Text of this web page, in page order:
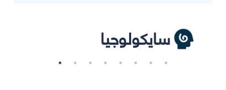
سايكولوجيا